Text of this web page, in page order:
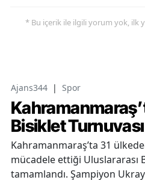
* Bu içerik ile ilgili yorum yok, ilk
Ajans344 | Spor
Bisiklet
Kahramanmaraş’ta 31
mücadele ettiği Uluslararası
tamamlandı. Şampiyon